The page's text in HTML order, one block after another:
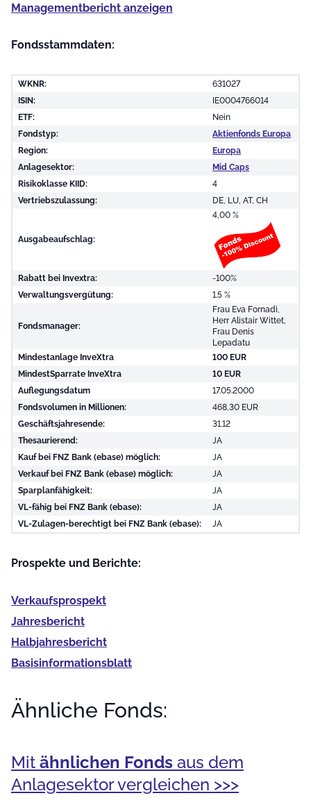
Managementbericht anzeigen
Fondsstammdaten:
WKNR:
631027
ISIN:
IE0004766014
ETF:
Nein
Fondstyp:
Aktienfonds Europa
Region:
Europa
Anlagesektor:
Mid Caps
Risikoklasse KIID:
4
Vertriebszulassung:
DE, LU, AT, CH
Ausgabeaufschlag:
4,00 %
Rabatt bei Invextra:
-100%
Verwaltungsvergütung:
1.5 %
Fondsmanager:
Frau Eva Fornadi,
Herr Alistair Wittet,
Frau Denis
Lepadatu
Mindestanlage InveXtra
100 EUR
MindestSparrate InveXtra
10 EUR
Auflegungsdatum
17.05.2000
Fondsvolumen in Millionen:
468,30 EUR
Geschäftsjahresende:
31.12
Thesaurierend:
JA
Kauf bei FNZ Bank (ebase) möglich:
JA
Verkauf bei FNZ Bank (ebase) möglich:
JA
Sparplanfähigkeit:
JA
VL-fähig bei FNZ Bank (ebase):
JA
VL-Zulagen-berechtigt bei FNZ Bank (ebase):
JA
Prospekte und Berichte:
Verkaufs­prospekt
Jahres­bericht
Halb­jahres­bericht
Basis­informationsblatt
Ähnliche Fonds:
Mit ähnlichen Fonds aus dem
Anlagesektor vergleichen >>>